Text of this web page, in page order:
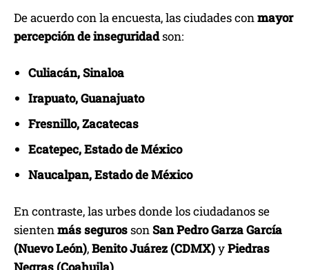
De acuerdo con la encuesta, las ciudades conmayor
percepción de inseguridadson:
Culiacán, Sinaloa
Irapuato, Guanajuato
Fresnillo, Zacatecas
Ecatepec, Estado de México
Naucalpan, Estado de México
En contraste, las urbes donde los ciudadanos se
sientenmás segurossonSan Pedro Garza García
(Nuevo León),Benito Juárez (CDMX)yPiedras